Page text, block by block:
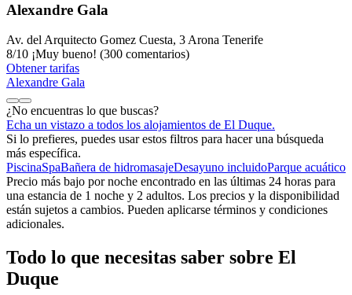
Alexandre Gala
Av. del Arquitecto Gomez Cuesta, 3 Arona Tenerife
8/10 ¡Muy bueno! (300 comentarios)
Obtener tarifas
Alexandre Gala
¿No encuentras lo que buscas?
Echa un vistazo a todos los alojamientos de El Duque.
Si lo prefieres, puedes usar estos filtros para hacer una búsqueda
más específica.
PiscinaSpaBañera de hidromasajeDesayuno incluidoParque acuático
Precio más bajo por noche encontrado en las últimas 24 horas para
una estancia de 1 noche y 2 adultos. Los precios y la disponibilidad
están sujetos a cambios. Pueden aplicarse términos y condiciones
adicionales.
Todo lo que necesitas saber sobre El
Duque